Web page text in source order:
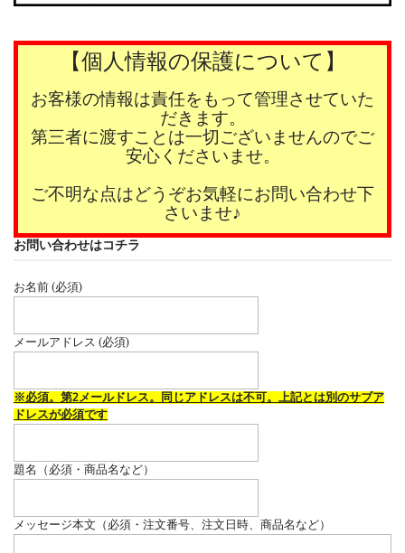
【個人情報の保護について】
お客様の情報は責任をもって管理させていた
だきます。
第三者に渡すことは一切ございませんのでご
安心くださいませ。
ご不明な点はどうぞお気軽にお問い合わせ下
さいませ♪
お問い合わせはコチラ
お名前 (必須)
メールアドレス (必須)
※必須。第2メールドレス。同じアドレスは不可。上記とは別のサブア
ドレスが必須です
題名（必須・商品名など）
メッセージ本文（必須・注文番号、注文日時、商品名など）